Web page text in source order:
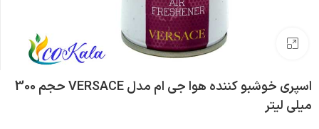
بزرگنمایی تصویر
اسپری خوشبو کننده هوا جی ام مدل VERSACE حجم 300
میلی لیتر